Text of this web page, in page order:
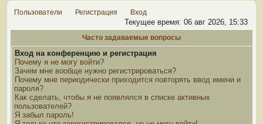
Пользователи Регистрация Вход
Текущее время: 06 авг 2026, 15:33
Часто задаваемые вопросы
Вход на конференцию и регистрация
Почему я не могу войти?
Зачем мне вообще нужно регистрироваться?
Почему мне периодически приходится повторять ввод имени и
пароля?
Как сделать, чтобы я не появлялся в списке активных
пользователей?
Я забыл пароль!